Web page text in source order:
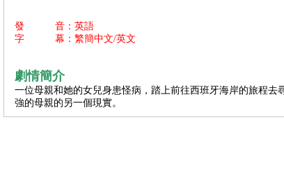
發 音：英語
字 幕：繁簡中文/英文
劇情簡介
一位母親和她的女兒身患怪病，踏上前往西班牙海岸的旅程去
強的母親的另一個現實。